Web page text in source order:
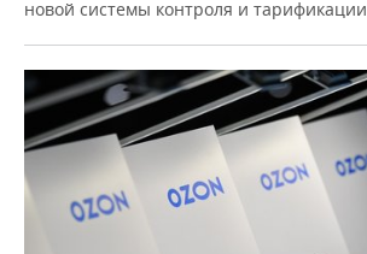
новой системы контроля и тарификации